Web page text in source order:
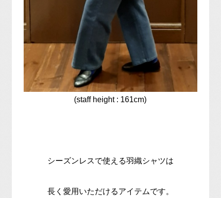
(staff height : 161cm)
シーズンレスで使える羽織シャツは
長く愛用いただけるアイテムです。